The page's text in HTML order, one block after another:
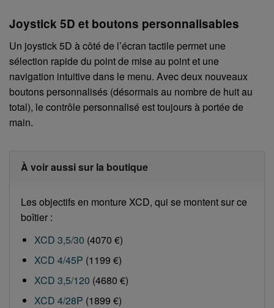
Joystick 5D et boutons personnalisables
Un joystick 5D à côté de l’écran tactile permet une
sélection rapide du point de mise au point et une
navigation intuitive dans le menu. Avec deux nouveaux
boutons personnalisés (désormais au nombre de huit au
total), le contrôle personnalisé est toujours à portée de
main.
À voir aussi sur la boutique
Les objectifs en monture XCD, qui se montent sur ce
boîtier :
XCD 3,5/30 (4070 €)
XCD 4/45P (1199 €)
XCD 3,5/120 (4680 €)
XCD 4/28P (1899 €)